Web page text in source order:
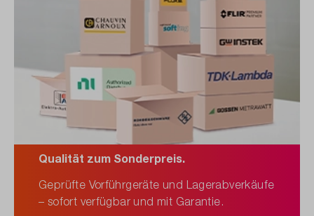
Qualität zum Sonderpreis.
Geprüfte Vorführgeräte und Lagerabverkäufe
– sofort verfügbar und mit Garantie.